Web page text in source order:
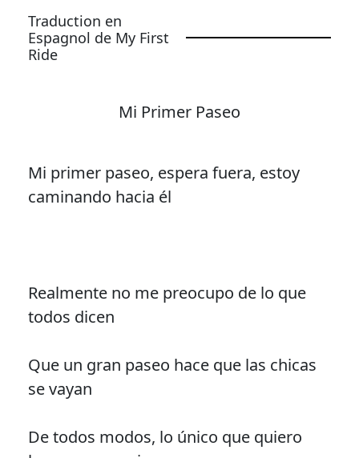
Traduction en
Espagnol de My First
Ride
Mi Primer Paseo
Mi primer paseo, espera fuera, estoy
caminando hacia él
Realmente no me preocupo de lo que
todos dicen
Que un gran paseo hace que las chicas
se vayan
De todos modos, lo único que quiero